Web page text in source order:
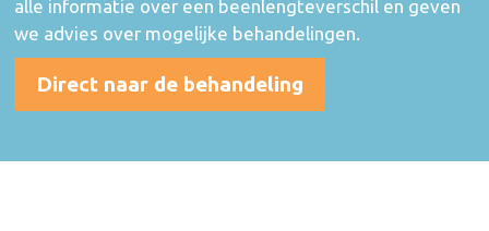
alle informatie over een beenlengteverschil en geven
we advies over mogelijke behandelingen.
Direct naar de behandeling